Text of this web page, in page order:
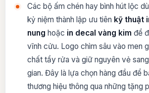
Các bộ ấm chén hay bình hút lộc
kỷ niệm thành lập ưu tiên kỹ thuật
nung hoặc in decal vàng kim để
vĩnh cửu. Logo chìm sâu vào men
chất tẩy rửa và giữ nguyên vẻ
gian. Đây là lựa chọn hàng đầu để
thương hiệu thông qua những tặng